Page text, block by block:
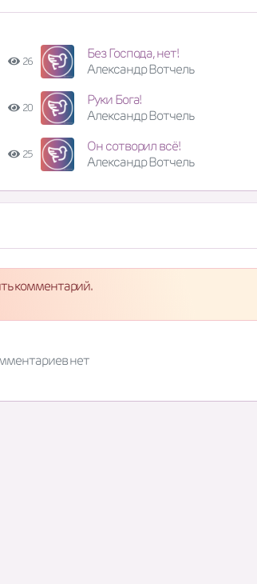
26
Без Господа, нет!
Александр Вотчель
20
Руки Бога!
Александр Вотчель
25
Он сотворил всё!
Александр Вотчель
комментарий.
нет